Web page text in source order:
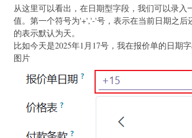
date = date.minus({ [unit]:
        }
        return date;
    }
    return false;
}
从这里可以看出，在日期型字段，我们可以录
值。第一个符号为'+','-'号，表示在当前日期之
的表示默认为天。
比如今天是2025年1月17号，我在报价单的日期
图片